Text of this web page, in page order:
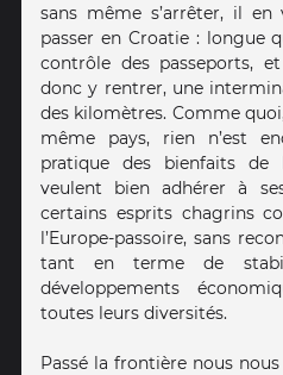
sans même s’arrêter, il
passer en Croatie : longue
contrôle des passeports,
donc y rentrer, une
des kilomètres. Comme
même pays, rien n’est
pratique des bienfaits de
veulent bien adhérer à
certains esprits chagrins
l’Europe-passoire, sans
tant en terme de
développements
toutes leurs diversités.
Passé la frontière nous